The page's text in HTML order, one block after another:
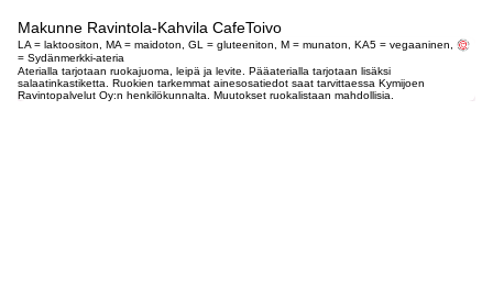
Makunne Ravintola-Kahvila CafeToivo
LA = laktoositon, MA = maidoton, GL = gluteeniton, M = munaton, KA5 = vegaaninen,
= Sydänmerkki-ateria
Aterialla tarjotaan ruokajuoma, leipä ja levite. Pääaterialla tarjotaan lisäksi
salaatinkastiketta. Ruokien tarkemmat ainesosatiedot saat tarvittaessa Kymijoen
Ravintopalvelut Oy:n henkilökunnalta. Muutokset ruokalistaan mahdollisia.